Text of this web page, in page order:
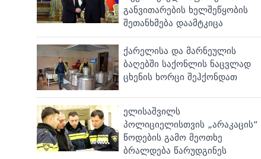
განვითარების ხელშეწყობის
შეთანხმება დაამტკიცა
ქარელისა და მარნეულის
ბაღებში საქონლის ნაცვლად
ცხენის ხორცი შეჰქონდათ
ელისაშვილს
პოლიციელისთვის „არაკაცის“
წოდების გამო მეოთხე
ბრალდება წარუდგინეს